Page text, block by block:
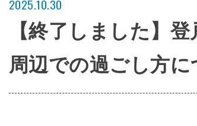
【終了しました】
周辺での過ごし方に
2025.10.30